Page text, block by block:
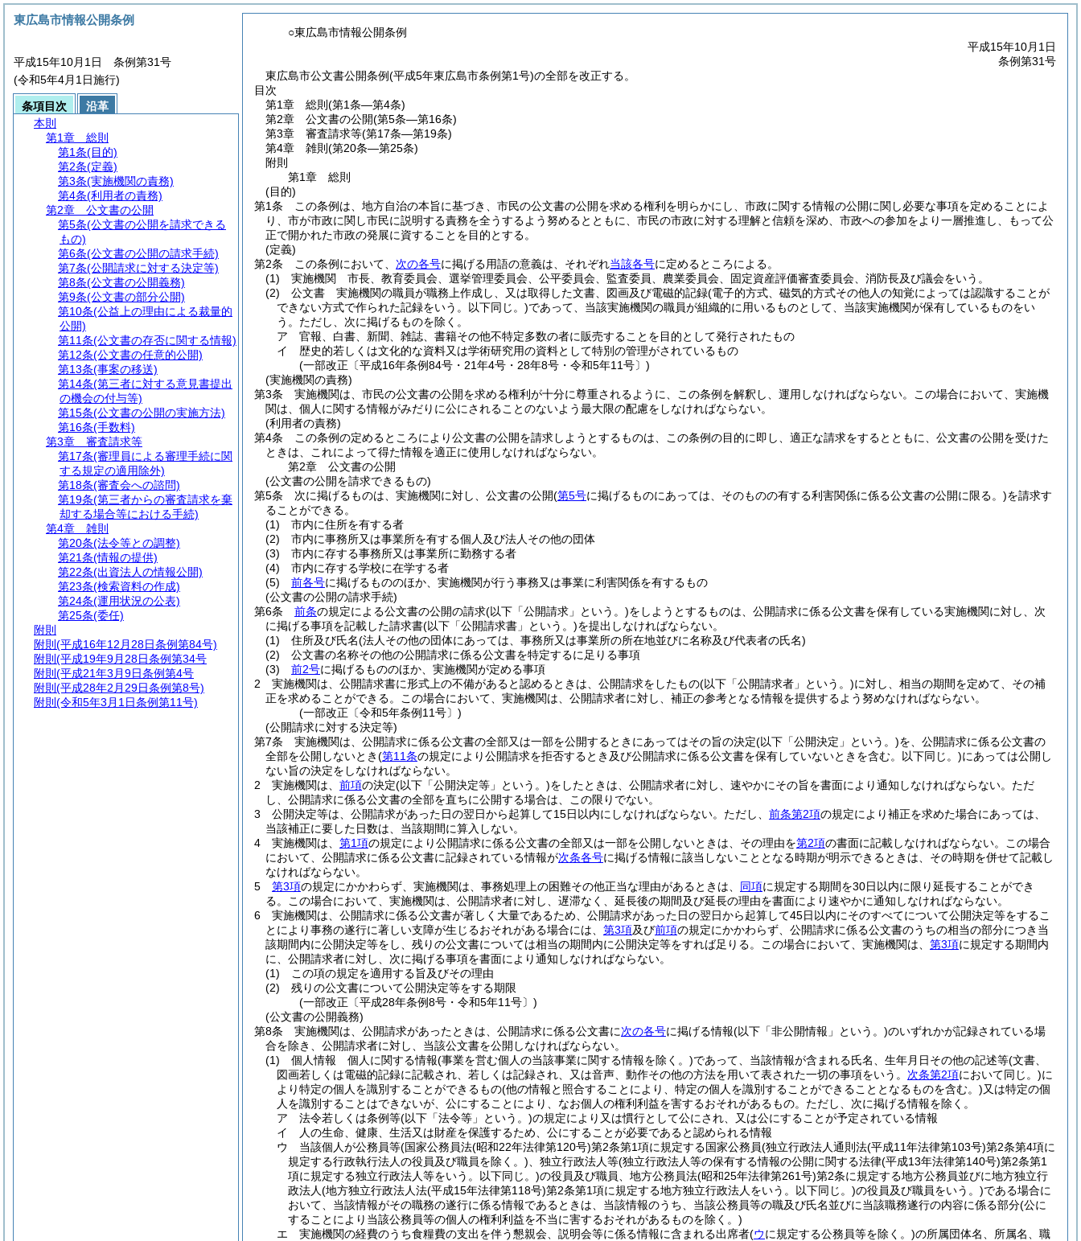
○東広島市情報公開条例
平成15年10月1日
条例第31号
東広島市公文書公開条例(平成5年東広島市条例第1号)の全部を改正する。
目次
第1章
総則 (第1条―第4条)
第2章
公文書の公開(第5条―第16条)
第3章
審査請求等(第17条―第19条)
第4章
雑則 (第20条―第25条)
附則
第1章
総則
(目的)
第1条
この条例は、地方自治の本旨に基づき、市民の公文書の公開を求める権利を明らかにし、市政に関する情報の公開に関し必要な事項を定めることによ
り、市が市政に関し市民に説明する責務を全うするよう努めるとともに、市民の市政に対する理解と信頼を深め、市政への参加をより一層推進し、もって公
正で開かれた市政の発展に資することを目的とする。
(定義)
第2条
この条例において、 次の各号に掲げる用語の意義は、それぞれ当該各号に定めるところによる。
(1)
実施機関 市長、教育委員会、選挙管理委員会、公平委員会、監査委員、農業委員会、固定資産評価審査委員会、消防長及び議会をいう。
(2)
公文書 実施機関の職員が職務上作成し、又は取得した文書、図画及び電磁的記録(電子的方式、磁気的方式その他人の知覚によっては認識することが
できない方式で作られた記録をいう。以下同じ。)であって、当該実施機関の職員が組織的に用いるものとして、当該実施機関が保有しているものをい
う。 ただし、次に掲げるものを除く。
ア
官報、白書、新聞、雑誌、書籍その他不特定多数の者に販売することを目的として発行されたもの
イ
歴史的若しくは文化的な資料又は学術研究用の資料として特別の管理がされているもの
(一部改正〔平成16年条例84号・21年4号・28年8号・令和5年11号〕)
(実施機関の責務)
第3条
実施機関は、市民の公文書の公開を求める権利が十分に尊重されるように、この条例を解釈し、運用しなければならない。
この場合において、実施機
関は、個人に関する情報がみだりに公にされることのないよう最大限の配慮をしなければならない。
(利用者の責務)
第4条
この条例の定めるところにより公文書の公開を請求しようとするものは、この条例の目的に即し、適正な請求をするとともに、公文書の公開を受けた
ときは、これによって得た情報を適正に使用しなければならない。
第2章
公文書の公開
(公文書の公開を請求できるもの)
第5条
次に掲げるものは、実施機関に対し、公文書の公開(第5号に掲げるものにあっては、そのものの有する利害関係に係る公文書の公開に限る。)を請求す
ることができる。
(1)
市内に住所を有する者
(2)
市内に事務所又は事業所を有する個人及び法人その他の団体
(3)
市内に存する事務所又は事業所に勤務する者
(4)
市内に存する学校に在学する者
(5)
前各号に掲げるもののほか、実施機関が行う事務又は事業に利害関係を有するもの
(公文書の公開の請求手続)
第6条
前条の規定による公文書の公開の請求(以下「公開請求」という。)をしようとするものは、公開請求に係る公文書を保有している実施機関に対し、次
に掲げる事項を記載した請求書(以下「公開請求書」という。)を提出しなければならない。
(1)
住所及び氏名(法人その他の団体にあっては、事務所又は事業所の所在地並びに名称及び代表者の氏名)
(2)
公文書の名称その他の公開請求に係る公文書を特定するに足りる事項
(3)
前2号に掲げるもののほか、実施機関が定める事項
2
実施機関は、公開請求書に形式上の不備があると認めるときは、公開請求をしたもの(以下「公開請求者」という。)に対し、相当の期間を定めて、その補
正を求めることができる。
この場合において、実施機関は、公開請求者に対し、補正の参考となる情報を提供するよう努めなければならない。
(一部改正〔令和5年条例11号〕)
(公開請求に対する決定等)
第7条
実施機関は、公開請求に係る公文書の全部又は一部を公開するときにあってはその旨の決定(以下「公開決定」という。)を、公開請求に係る公文書の
全部を公開しないとき(第11条の規定により公開請求を拒否するとき及び公開請求に係る公文書を保有していないときを含む。以下同じ。)にあっては公開し
ない旨の決定をしなければならない。
2
実施機関は、 前項の決定(以下「公開決定等」という。)をしたときは、公開請求者に対し、速やかにその旨を書面により通知しなければならない。 ただ
し、公開請求に係る公文書の全部を直ちに公開する場合は、この限りでない。
3
公開決定等は、公開請求があった日の翌日から起算して15日以内にしなければならない。 ただし、 前条第2項の規定により補正を求めた場合にあっては、
当該補正に要した日数は、当該期間に算入しない。
4
実施機関は、 第1項の規定により公開請求に係る公文書の全部又は一部を公開しないときは、その理由を第2項の書面に記載しなければならない。
この場合
において、公開請求に係る公文書に記録されている情報が次条各号に掲げる情報に該当しないこととなる時期が明示できるときは、その時期を併せて記載し
なければならない。
5
第3項の規定にかかわらず、実施機関は、事務処理上の困難その他正当な理由があるときは、 同項に規定する期間を30日以内に限り延長することができ
る。
この場合において、実施機関は、公開請求者に対し、遅滞なく、延長後の期間及び延長の理由を書面により速やかに通知しなければならない。
6
実施機関は、公開請求に係る公文書が著しく大量であるため、公開請求があった日の翌日から起算して45日以内にそのすべてについて公開決定等をするこ
とにより事務の遂行に著しい支障が生じるおそれがある場合には、 第3項及び前項の規定にかかわらず、公開請求に係る公文書のうちの相当の部分につき当
該期間内に公開決定等をし、残りの公文書については相当の期間内に公開決定等をすれば足りる。
この場合において、実施機関は、 第3項に規定する期間内
に、公開請求者に対し、次に掲げる事項を書面により通知しなければならない。
(1)
この項の規定を適用する旨及びその理由
(2)
残りの公文書について公開決定等をする期限
(一部改正〔平成28年条例8号・令和5年11号〕)
(公文書の公開義務)
第8条
実施機関は、公開請求があったときは、公開請求に係る公文書に次の各号に掲げる情報(以下「非公開情報」という。)のいずれかが記録されている場
合を除き、公開請求者に対し、当該公文書を公開しなければならない。
(1)
個人情報 個人に関する情報(事業を営む個人の当該事業に関する情報を除く。)であって、当該情報が含まれる氏名、生年月日その他の記述等(文書、
図画若しくは電磁的記録に記載され、若しくは記録され、又は音声、動作その他の方法を用いて表された一切の事項をいう。 次条第2項において同じ。)に
より特定の個人を識別することができるもの(他の情報と照合することにより、特定の個人を識別することができることとなるものを含む。)又は特定の個
人を識別することはできないが、公にすることにより、なお個人の権利利益を害するおそれがあるもの。 ただし、次に掲げる情報を除く。
ア
法令若しくは条例等(以下「法令等」という。)の規定により又は慣行として公にされ、又は公にすることが予定されている情報
イ
人の生命、健康、生活又は財産を保護するため、公にすることが必要であると認められる情報
ウ
当該個人が公務員等(国家公務員法(昭和22年法律第120号)第2条第1項に規定する国家公務員(独立行政法人通則法(平成11年法律第103号)第2条第4項に
規定する行政執行法人の役員及び職員を除く。) 、独立行政法人等(独立行政法人等の保有する情報の公開に関する法律(平成13年法律第140号)第2条第1
項に規定する独立行政法人等をいう。以下同じ。)の役員及び職員、地方公務員法(昭和25年法律第261号)第2条に規定する地方公務員並びに地方独立行
政法人(地方独立行政法人法(平成15年法律第118号)第2条第1項に規定する地方独立行政法人をいう。以下同じ。)の役員及び職員をいう。)である場合に
おいて、当該情報がその職務の遂行に係る情報であるときは、当該情報のうち、当該公務員等の職及び氏名並びに当該職務遂行の内容に係る部分(公に
することにより当該公務員等の個人の権利利益を不当に害するおそれがあるものを除く。)
エ
実施機関の経費のうち食糧費の支出を伴う懇親会、説明会等に係る情報に含まれる出席者(ウに規定する公務員等を除く。)の所属団体名、所属名、職
東広島市情報公開条例
平成15年10月1日 条例第31号
(令和5年4月1日施行)
条項目次
沿革
本則
第1章
総則
第1条(目的)
第2条(定義)
第3条(実施機関の責務)
第4条(利用者の責務)
第2章
公文書の公開
第5条(公文書の公開を請求できる
もの)
第6条(公文書の公開の請求手続)
第7条(公開請求に対する決定等)
第8条(公文書の公開義務)
第9条(公文書の部分公開)
第10条(公益上の理由による裁量的
公開)
第11条(公文書の存否に関する情報)
第12条(公文書の任意的公開)
第13条(事案の移送)
第14条(第三者に対する意見書提出
の機会の付与等)
第15条(公文書の公開の実施方法)
第16条(手数料)
第3章
審査請求等
第17条(審理員による審理手続に関
する規定の適用除外)
第18条(審査会への諮問)
第19条(第三者からの審査請求を棄
却する場合等における手続)
第4章
雑則
第20条(法令等との調整)
第21条(情報の提供)
第22条(出資法人の情報公開)
第23条(検索資料の作成)
第24条(運用状況の公表)
第25条(委任)
附則
附則 (平成16年12月28日条例第84号)
附則 (平成19年9月28日条例第34号
附則 (平成21年3月9日条例第4号
附則 (平成28年2月29日条例第8号)
附則 (令和5年3月1日条例第11号)